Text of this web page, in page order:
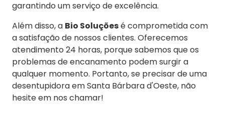
garantindo um serviço de excelência.
Além disso, a Bio Soluçõesé comprometida com
a satisfação de nossos clientes. Oferecemos
atendimento 24 horas, porque sabemos que os
problemas de encanamento podem surgir a
qualquer momento. Portanto, se precisar de uma
desentupidora em Santa Bárbara d'Oeste, não
hesite em nos chamar!